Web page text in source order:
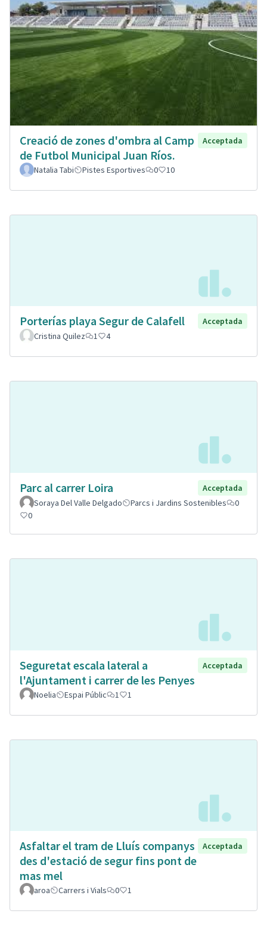
Creació de zones d'ombra al Camp
de Futbol Municipal Juan Ríos.
Acceptada
Natalia Tabi Pistes Esportives 0 10
Porterías playa Segur de Calafell
Acceptada
Cristina Quilez
1 4
Parc al carrer Loira
Acceptada
Soraya Del Valle Delgado
Parcs i Jardins Sostenibles
0
0
Seguretat escala lateral a
l'Ajuntament i carrer de les Penyes
Acceptada
Noelia Espai Públic 1 1
Asfaltar el tram de Lluís companys
des d'estació de segur fins pont de
mas mel
Acceptada
aroa Carrers i Vials 0 1